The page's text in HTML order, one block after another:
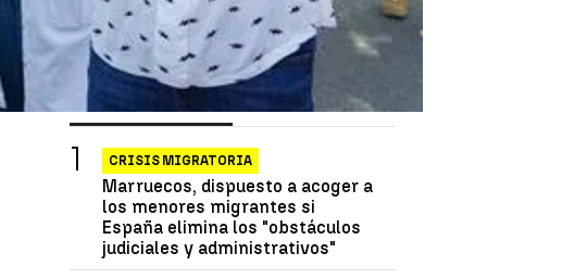
Las más vistas Lo último
CRISIS MIGRATORIA
Marruecos, dispuesto a acoger a
los menores migrantes si
España elimina los "obstáculos
judiciales y administrativos"